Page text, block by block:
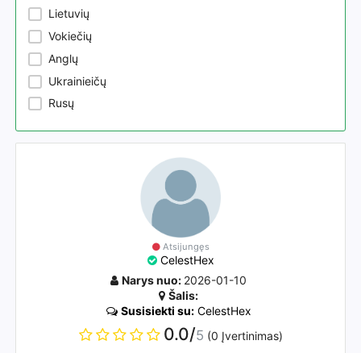
Lietuvių
Vokiečių
Anglų
Ukrainieičų
Rusų
Atsijungęs
CelestHex
Narys nuo: 2026-01-10
Šalis:
Susisiekti su:CelestHex
0.0/5 (0 Įvertinimas)